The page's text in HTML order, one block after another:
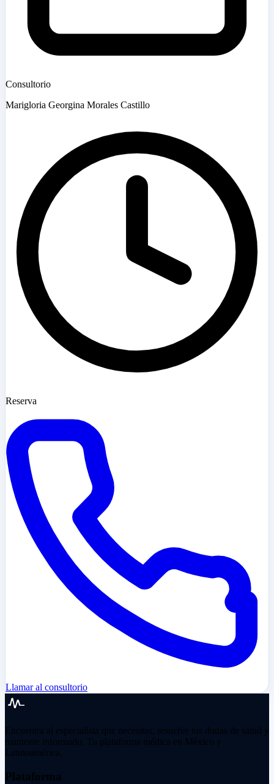
Consultorio
Marigloria Georgina Morales Castillo
Reserva
Llamar al consultorio
Encuentra al especialista que necesitas, resuelve tus dudas de salud y
mantente informado. Tu plataforma médica en México y
Latinoamérica.
Plataforma